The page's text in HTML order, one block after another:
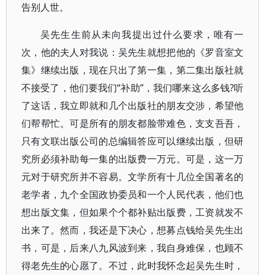
告别人世。
吴先生生前从未向我提出过什么要求，唯有一
次，他的夫人对我说：吴先生就想把他的《罗音室文
集》继续出版，现在只出了第一集，第二集出版社就
不接受了，他们要我们“补助”，我们哪来这么多钱?听
了这话，我立即就和几个出版社的朋友交涉，希望他
们帮帮忙。可是所有的朋友都脸带难色，支支吾吾，
只有文联出版公司的总编辑答应可以继续出版，但研
究所必须补助每一集的出版费一万元。可是，这一万
元对于研究所并不容易。文学所有十几位全国著名的
老学者，九个全国政协委员和一个人民代表，他们也
想出版文集，但如果个个都补贴出版费，工资就发不
出来了。然而，我还是下决心，想募点钱给吴先生出
书，可是，后来八九风波到来，我自身难保，也顾不
得老先生的心愿了。不过，此时我怀念起吴先生时，